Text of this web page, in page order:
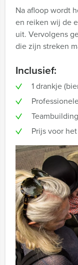
Na afloop wordt
en reiken wij de
uit. Vervolgens
die zijn streken
Inclusief:
1 drankje
Teambuilding
Prijs voor